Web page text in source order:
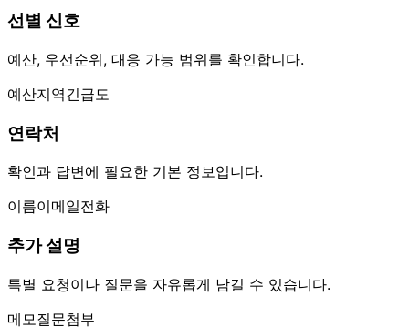
선별 신호
예산, 우선순위, 대응 가능 범위를 확인합니다.
예산지역긴급도
연락처
확인과 답변에 필요한 기본 정보입니다.
이름이메일전화
추가 설명
특별 요청이나 질문을 자유롭게 남길 수 있습니다.
메모 질문첨부